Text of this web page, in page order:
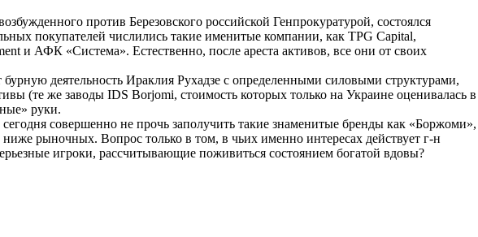
против Березовского российской Генпрокуратурой, состоялся
покупателей числились такие именитые компании, как TPG Capital,
и АФК «Система». Естественно, после ареста активов, все они от своих
деятельность Ираклия Рухадзе с определенными силовыми структурами,
(те же заводы IDS Borjomi, стоимость которых только на Украине оценивалась в
руки.
совершенно не прочь заполучить такие знаменитые бренды как «Боржоми»,
рыночных. Вопрос только в том, в чьих именно интересах действует г-н
игроки, рассчитывающие поживиться состоянием богатой вдовы?